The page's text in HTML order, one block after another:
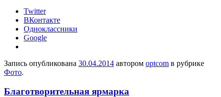
Twitter
ВКонтакте
Одноклассники
Google
Запись опубликована 30.04.2014 автором optcom в рубрике
Фото.
Благотворительная ярмарка